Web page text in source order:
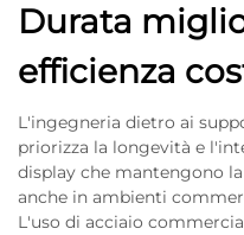
Durata
efficienza
L'ingegneria dietro ai
priorizza la longevità e
display che mantengono
anche in ambienti
L'uso di acciaio